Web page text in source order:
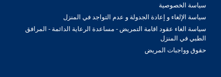
سياسة الخصوصية
سياسة الإلغاء و إعادة الجدولة و عدم التواجد في المنزل
سياسة الغاء عقود اقامة التمريض - مساعدة الرعاية الدائمة - المرافق
الطبي في المنزل
حقوق وواجبات المريض